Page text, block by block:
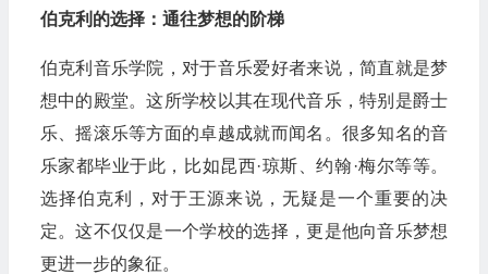
伯克利的选择：通往梦想的阶梯
伯克利音乐学院，对于音乐爱好者来说，简直就是梦
想中的殿堂。这所学校以其在现代音乐，特别是爵士
乐、摇滚乐等方面的卓越成就而闻名。很多知名的音
乐家都毕业于此，比如昆西·琼斯、约翰·梅尔等等。
选择伯克利，对于王源来说，无疑是一个重要的决
定。这不仅仅是一个学校的选择，更是他向音乐梦想
更进一步的象征。